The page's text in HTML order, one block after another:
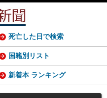
死亡した日で検索
国籍別リスト
新着本 ランキング